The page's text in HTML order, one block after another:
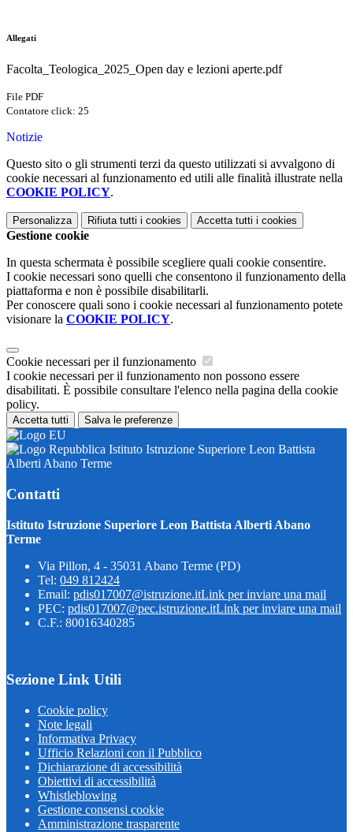
Allegati
Facolta_Teologica_2025_Open day e lezioni aperte.pdf
File PDF
Contatore click: 25
Notizie
Questo sito o gli strumenti terzi da questo utilizzati si avvalgono di
cookie necessari al funzionamento ed utili alle finalità illustrate nella
COOKIE POLICY.
Personalizza Rifiuta tutti i cookies Accetta tutti i cookies
Gestione cookie
In questa schermata è possibile scegliere quali cookie consentire.
I cookie necessari sono quelli che consentono il funzionamento della
piattaforma e non è possibile disabilitarli.
Per conoscere quali sono i cookie necessari al funzionamento potete
visionare la COOKIE POLICY.
Cookie necessari per il funzionamento
I cookie necessari per il funzionamento non possono essere
disabilitati. È possibile consultare l'elenco nella pagina della cookie
policy.
Accetta tutti Salva le preferenze
Istituto Istruzione Superiore Leon Battista
Alberti Abano Terme
Contatti
Istituto Istruzione Superiore Leon Battista Alberti Abano
Terme
Via Pillon, 4 - 35031 Abano Terme (PD)
Tel: 049 812424
Email: pdis017007@istruzione.itLink per inviare una mail
PEC: pdis017007@pec.istruzione.itLink per inviare una mail
C.F.: 80016340285
Sezione Link Utili
Cookie policy
Note legali
Informativa Privacy
Ufficio Relazioni con il Pubblico
Dichiarazione di accessibilità
Obiettivi di accessibilità
Whistleblowing
Gestione consensi cookie
Amministrazione trasparente